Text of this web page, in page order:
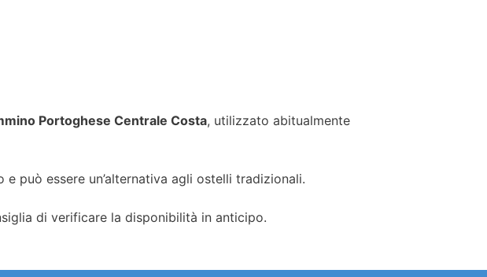
Portoghese Centrale Costa, utilizzato abitualmente
può essere un’alternativa agli ostelli tradizionali.
di verificare la disponibilità in anticipo.